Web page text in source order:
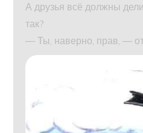
А друзья всё должны
так?
— Ты, наверно, прав, —